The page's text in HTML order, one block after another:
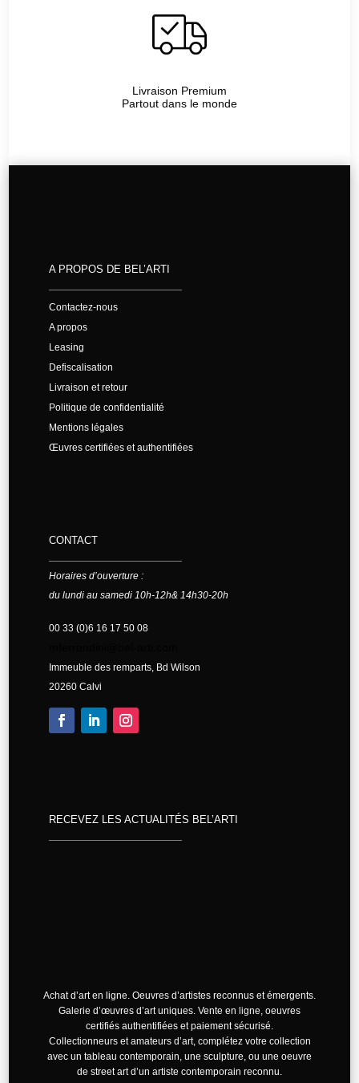
Livraison Premium
Partout dans le monde
A PROPOS DE BEL’ARTI
Contactez-nous
A propos
Leasing
Defiscalisation
Livraison et retour
Politique de confidentialité
Mentions légales
Œuvres certifiées et authentifiées
CONTACT
Horaires d’ouverture :
du lundi au samedi 10h-12h& 14h30-20h
00 33 (0)6 16 17 50 08
Immeuble des remparts, Bd Wilson
20260 Calvi
RECEVEZ LES ACTUALITÉS BEL’ARTI
Achat d’art en ligne. Oeuvres d’artistes reconnus et émergents.
Galerie d’œuvres d’art uniques. Vente en ligne, oeuvres
certifiés authentifiées et paiement sécurisé.
Collectionneurs et amateurs d’art, complétez votre collection
avec un tableau contemporain, une sculpture, ou une oeuvre
de street art d’un artiste contemporain reconnu.